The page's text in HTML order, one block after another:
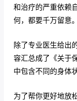
和治疗的严重依赖
何，都要千万留意。
除了专业医生给出
容汇总成了《关于
中包含不同的身体
为了帮你更好地放